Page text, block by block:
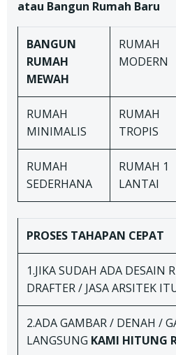
atau Bangun Rumah Baru
BANGUN
RUMAH
MEWAH
RUMAH
MODERN
RUMAH
MINIMALIS
RUMAH
TROPIS
RUMAH
SEDERHANA
RUMAH 1
LANTAI
PROSES TAHAPAN CEPAT
1.JIKA SUDAH ADA DESAIN
DRAFTER / JASA ARSITEK
2.ADA GAMBAR / DENAH /
LANGSUNG KAMI HITUNG